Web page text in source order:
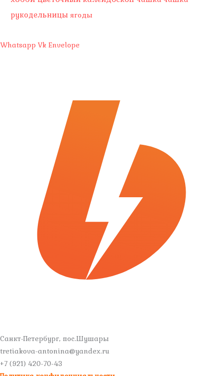
рукодельницы ягоды
Whatsapp Vk Envelope
Санкт-Петербург, пос.Шушары
tretiakova-antonina@yandex.ru
+7 (921) 420-70-43